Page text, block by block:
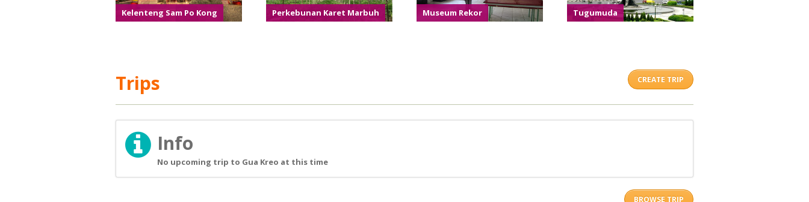
Kelenteng Sam Po Kong Perkebunan Karet Marbuh Museum Rekor Tugumuda
Trips CREATE TRIP
Info
No upcoming trip to Gua Kreo at this time
BROWSE TRIP